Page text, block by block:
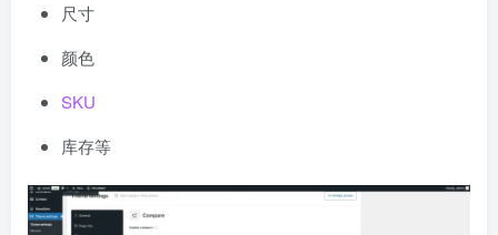
尺寸
颜色
SKU
库存等